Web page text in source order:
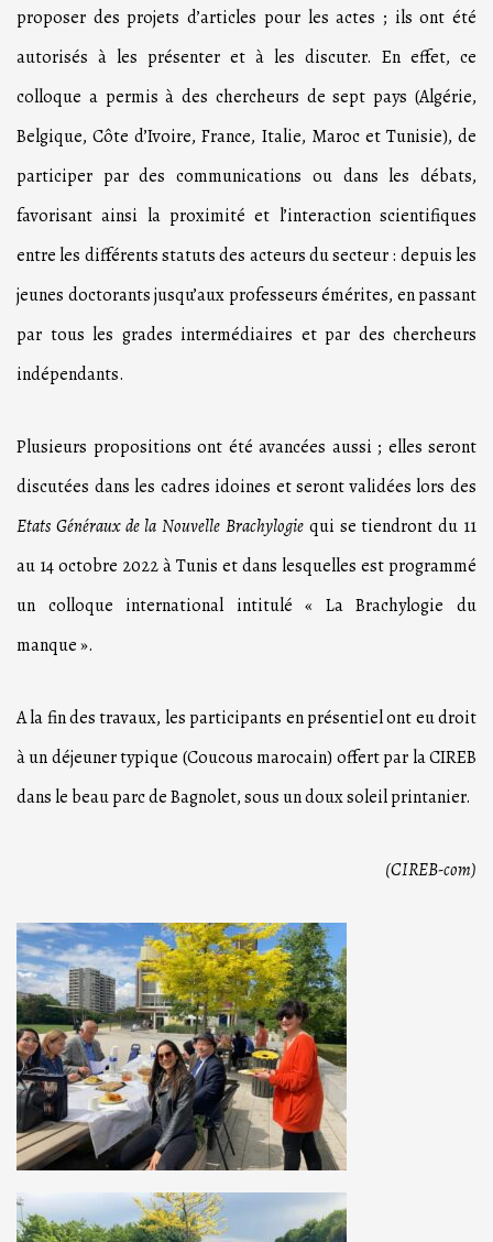
proposer des projets d’articles pour les actes ; ils ont été
autorisés à les présenter et à les discuter. En effet, ce
colloque a permis à des chercheurs de sept pays (Algérie,
Belgique, Côte d’Ivoire, France, Italie, Maroc et Tunisie), de
participer par des communications ou dans les débats,
favorisant ainsi la proximité et l’interaction scientifiques
entre les différents statuts des acteurs du secteur : depuis les
jeunes doctorants jusqu’aux professeurs émérites, en passant
par tous les grades intermédiaires et par des chercheurs
indépendants.
Plusieurs propositions ont été avancées aussi ; elles seront
discutées dans les cadres idoines et seront validées lors des
Etats Généraux de la Nouvelle Brachylogie qui se tiendront du 11
au 14 octobre 2022 à Tunis et dans lesquelles est programmé
un colloque international intitulé « La Brachylogie du
manque ».
A la fin des travaux, les participants en présentiel ont eu droit
à un déjeuner typique (Coucous marocain) offert par la CIREB
dans le beau parc de Bagnolet, sous un doux soleil printanier.
(CIREB-com)